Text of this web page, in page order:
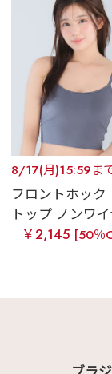
8/17(月)15:59ま
フロントホック
トップ ノンワ
￥2,145 [50％